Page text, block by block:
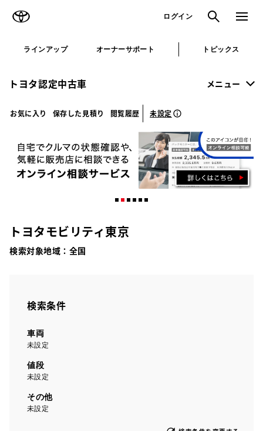
ログイン 検索 メニュ
ラインアップ オーナーサポート トピックス
トヨタ認定中古車 メニュー
お気に入り 保存した見積り 閲覧履歴 未設定
トヨタモビリティ東京
検索対象地域： 全国
検索条件
車両
未設定
値段
未設定
その他
未設定